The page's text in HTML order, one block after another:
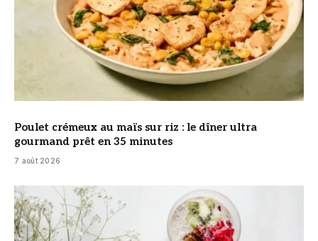
Poulet crémeux au maïs sur riz : le dîner ultra
gourmand prêt en 35 minutes
7 août 2026
© DR